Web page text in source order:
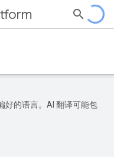
好的语言。AI 翻译可能包